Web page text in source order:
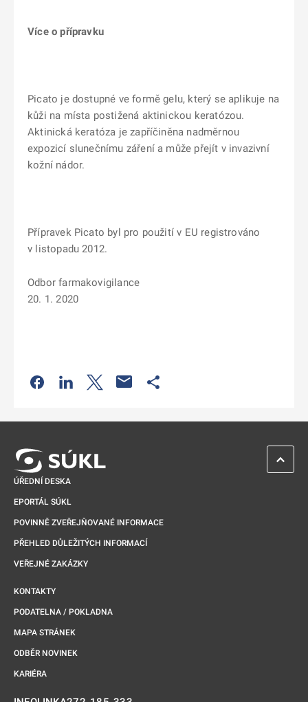
Více o přípravku
Picato je dostupné ve formě gelu, který se aplikuje na
kůži na místa postižená aktinickou keratózou.
Aktinická keratóza je zapříčiněna nadměrnou
expozicí slunečnímu záření a může přejít v invazivní
kožní nádor.
Přípravek Picato byl pro použití v EU registrováno
v listopadu 2012.
Odbor farmakovigilance
20. 1. 2020
Odkaz se otevře na nové kartě
Odkaz se otevře na nové kartě
Odkaz se otevře na nové kartě
ÚŘEDNÍ DESKA
EPORTÁL SÚKL
POVINNĚ ZVEŘEJŇOVANÉ INFORMACE
PŘEHLED DŮLEŽITÝCH INFORMACÍ
VEŘEJNÉ ZAKÁZKY
KONTAKTY
PODATELNA / POKLADNA
MAPA STRÁNEK
ODBĚR NOVINEK
KARIÉRA
ZPĚT